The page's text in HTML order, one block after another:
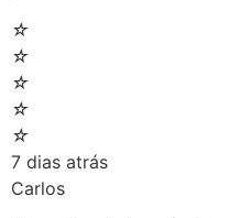
☆
☆
☆
☆
☆
7 dias atrás
Carlos